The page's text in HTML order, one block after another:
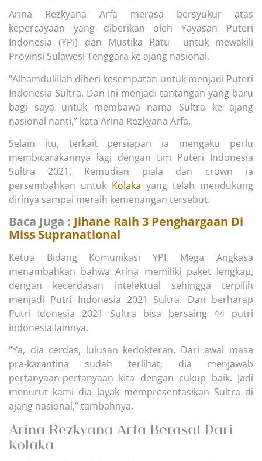
Arina Rezkyana Arfa merasa bersyukur atas
kepercayaan yang diberikan oleh Yayasan Puteri
Indonesia (YPI) dan Mustika Ratu untuk mewakili
Provinsi Sulawesi Tenggara ke ajang nasional.
“Alhamdulillah diberi kesempatan untuk menjadi Puteri
Indonesia Sultra. Dan ini menjadi tantangan yang baru
bagi saya untuk membawa nama Sultra ke ajang
nasional nanti,” kata Arina Rezkyana Arfa.
Selain itu, terkait persiapan ia mengaku perlu
membicarakannya lagi dengan tim Puteri Indonesia
Sultra 2021. Kemudian piala dan crown ia
persembahkan untuk Kolaka yang telah mendukung
dirinya sampai meraih kemenangan tersebut.
Baca Juga : Jihane Raih 3 Penghargaan Di
Miss Supranational
Ketua Bidang Komunikasi YPI, Mega Angkasa
menambahkan bahwa Arina memiliki paket lengkap,
dengan kecerdasan intelektual sehingga terpilih
menjadi Putri Indonesia 2021 Sultra. Dan berharap
Putri Idonesia 2021 Sultra bisa bersaing 44 putri
indonesia lainnya.
“Ya, dia cerdas, lulusan kedokteran. Dari awal masa
pra-karantina sudah terlihat, dia menjawab
pertanyaan-pertanyaan kita dengan cukup baik. Jadi
menurut kami dia layak mempresentasikan Sultra di
ajang nasional,” tambahnya.
Arina Rezkyana Arfa Berasal Dari
Kolaka